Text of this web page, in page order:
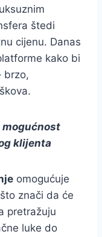
štedi
cijenu. Danas
kako bi
brzo,
mogućnost
klijenta
omogućuje
znači da će
pretražuju
luke do